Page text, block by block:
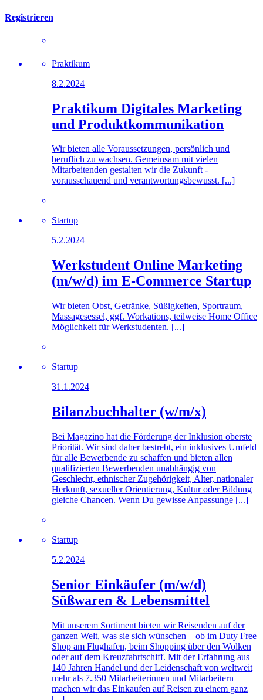
Registrieren
Praktikum
8.2.2024
Praktikum Digitales Marketing
und Produktkommunikation
Wir bieten alle Voraussetzungen, persönlich und
beruflich zu wachsen. Gemeinsam mit vielen
Mitarbeitenden gestalten wir die Zukunft -
vorausschauend und verantwortungsbewusst. [...]
Startup
5.2.2024
Werkstudent Online Marketing
(m/w/d) im E-Commerce Startup
Wir bieten Obst, Getränke, Süßigkeiten, Sportraum,
Massagesessel, ggf. Workations, teilweise Home Office
Möglichkeit für Werkstudenten. [...]
Startup
31.1.2024
Bilanzbuchhalter (w/m/x)
Bei Magazino hat die Förderung der Inklusion oberste
Priorität. Wir sind daher bestrebt, ein inklusives Umfeld
für alle Bewerbende zu schaffen und bieten allen
qualifizierten Bewerbenden unabhängig von
Geschlecht, ethnischer Zugehörigkeit, Alter, nationaler
Herkunft, sexueller Orientierung, Kultur oder Bildung
gleiche Chancen. Wenn Du gewisse Anpassunge [...]
Startup
5.2.2024
Senior Einkäufer (m/w/d)
Süßwaren & Lebensmittel
Mit unserem Sortiment bieten wir Reisenden auf der
ganzen Welt, was sie sich wünschen – ob im Duty Free
Shop am Flughafen, beim Shopping über den Wolken
oder auf dem Kreuzfahrtschiff. Mit der Erfahrung aus
140 Jahren Handel und der Leidenschaft von weltweit
mehr als 7.350 Mitarbeiterinnen und Mitarbeitern
machen wir das Einkaufen auf Reisen zu einem ganz